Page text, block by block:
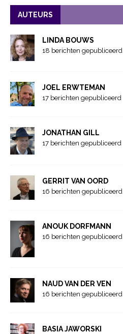
AUTEURS
LINDA BOUWS
18 berichten gepubliceerd
JOEL ERWTEMAN
17 berichten gepubliceerd
JONATHAN GILL
17 berichten gepubliceerd
GERRIT VAN OORD
16 berichten gepubliceerd
ANOUK DORFMANN
16 berichten gepubliceerd
NAUD VAN DER VEN
16 berichten gepubliceerd
BASIA JAWORSKI